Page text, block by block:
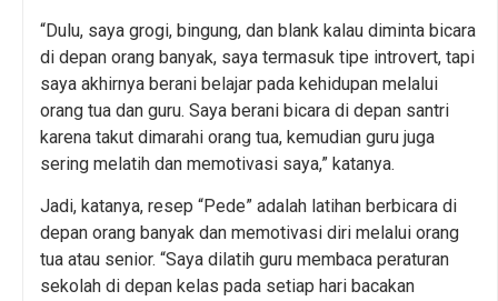
“Dulu, saya grogi, bingung, dan blank kalau diminta bicara
di depan orang banyak, saya termasuk tipe introvert, tapi
saya akhirnya berani belajar pada kehidupan melalui
orang tua dan guru. Saya berani bicara di depan santri
karena takut dimarahi orang tua, kemudian guru juga
sering melatih dan memotivasi saya,” katanya.
Jadi, katanya, resep “Pede” adalah latihan berbicara di
depan orang banyak dan memotivasi diri melalui orang
tua atau senior. “Saya dilatih guru membaca peraturan
sekolah di depan kelas pada setiap hari bacakan